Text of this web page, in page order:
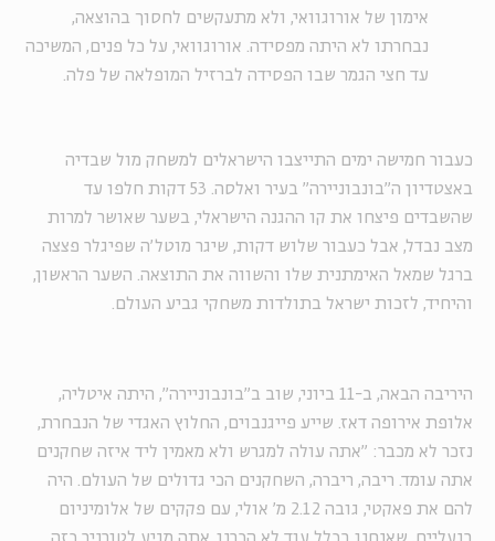
אימון של אורוגוואי, ולא מתעקשים לחסוך בהוצאה,
נבחרתו לא היתה מפסידה. אורוגוואי, על כל פנים, המשיכה
עד חצי הגמר שבו הפסידה לברזיל המופלאה של פלה.
כעבור חמישה ימים התייצבו הישראלים למשחק מול שבדיה
באצטדיון ה"בונבוניירה" בעיר ואלסה. 53 דקות חלפו עד
שהשבדים פיצחו את קו ההגנה הישראלי, בשער שאושר למרות
מצב נבדל, אבל כעבור שלוש דקות, שיגר מוטל'ה שפיגלר פצצה
ברגל שמאל האימתנית שלו והשווה את התוצאה. השער הראשון,
והיחיד, לזכות ישראל בתולדות משחקי גביע העולם.
היריבה הבאה, ב-11 ביוני, שוב ב"בונבוניירה", היתה איטליה,
אלופת אירופה דאז. שייע פייגנבוים, החלוץ האגדי של הנבחרת,
נזכר לא מכבר: "אתה עולה למגרש ולא מאמין ליד איזה שחקנים
אתה עומד. ריבה, ריברה, השחקנים הכי גדולים של העולם. היה
להם את פאקטי, גובה 2.12 מ' אולי, עם פקקים של אלומיניום